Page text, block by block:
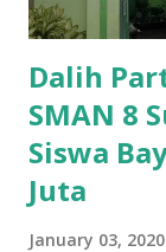
Dalih
SMAN 8
Siswa
Juta
January 03, 2020